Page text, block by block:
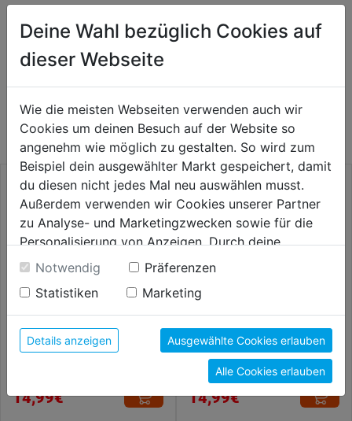
WEITERE PRODUKTE AUS DIESER
KATEGORIE
Kegelbürste gewellt M14 DM
14,99€
Schleifvlies mittel Premium
***Conditioning 125x22,23mm
14,99€
Deine Wahl bezüglich Cookies auf
dieser Webseite
Wie die meisten Webseiten verwenden auch wir
Cookies um deinen Besuch auf der Website so
angenehm wie möglich zu gestalten. So wird zum
Beispiel dein ausgewählter Markt gespeichert, damit
du diesen nicht jedes Mal neu auswählen musst.
Außerdem verwenden wir Cookies unserer Partner
zu Analyse- und Marketingzwecken sowie für die
Personalisierung von Anzeigen. Durch deine
Einwilligung werden die Daten von Drittanbieter,
unter anderem auch in den USA, verarbeitet.
Durch Klick auf "Alle Cookies erlauben" stimmst du
der Verwendung aller Cookies zu. Unter "Details
anzeigen" findest du alle Infos zu den
unterschiedlichen Cookies, unter "Cookies
Konfigurieren" kannst du auswählen, welche Cookies
du zulassen möchtest und welche nicht.
Weitere Informationen findest du in unserer
Notwendig
Präferenzen
Statistiken
Marketing
Details anzeigen Ausgewählte Cookies erlauben
Alle Cookies erlauben